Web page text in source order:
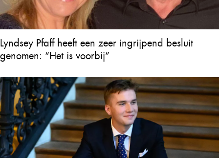
Lyndsey Pfaff heeft een zeer ingrijpend besluit
genomen: “Het is voorbij”